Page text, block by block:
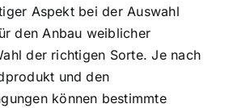
Aspekt bei der Auswahl
den Anbau weiblicher
der richtigen Sorte. Je nach
und den
können bestimmte